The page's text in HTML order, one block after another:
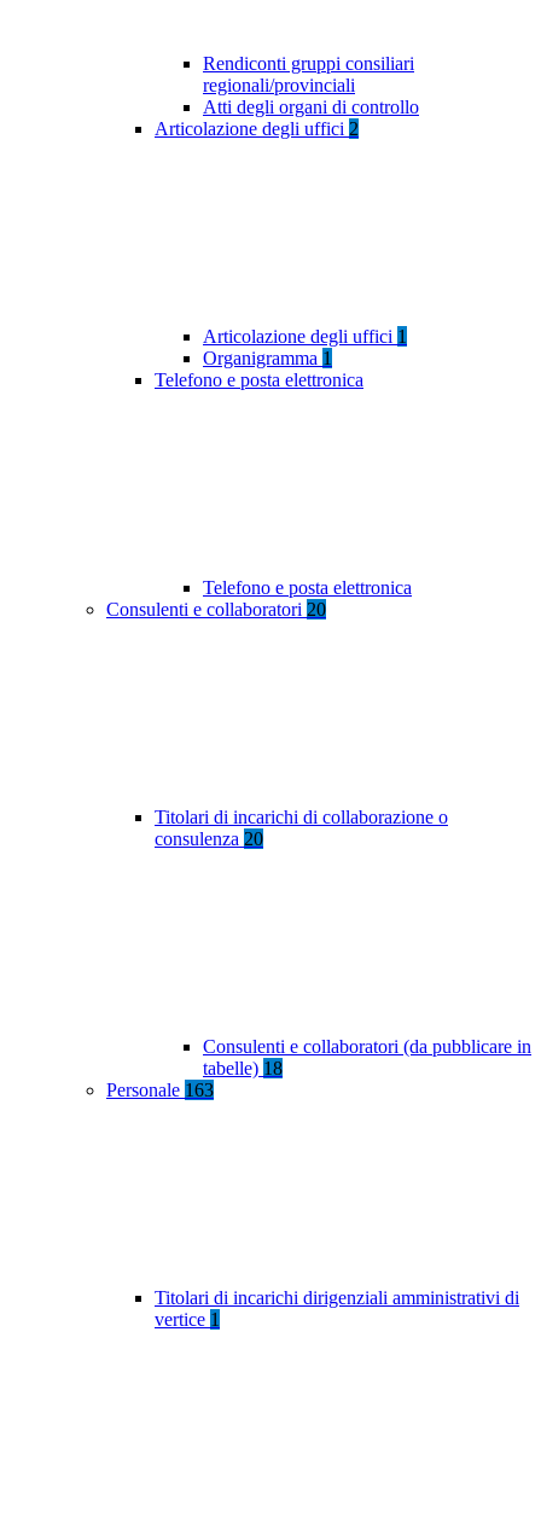
Rendiconti gruppi consiliari
regionali/provinciali
Atti degli organi di controllo
Articolazione degli uffici 2
Articolazione degli uffici 1
Organigramma 1
Telefono e posta elettronica
Telefono e posta elettronica
Consulenti e collaboratori 20
Titolari di incarichi di collaborazione o
consulenza 20
Consulenti e collaboratori (da pubblicare in
tabelle) 18
Personale 163
Titolari di incarichi dirigenziali amministrativi di
vertice 1